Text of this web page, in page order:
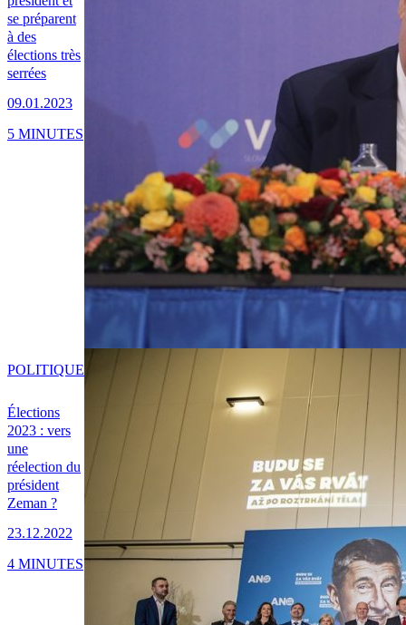
se préparent
à des
élections très
serrées
09.01.2023
5 MINUTES
Élections
2023 : vers
une
réelection du
président
Zeman ?
23.12.2022
POLITIQUE
4 MINUTES